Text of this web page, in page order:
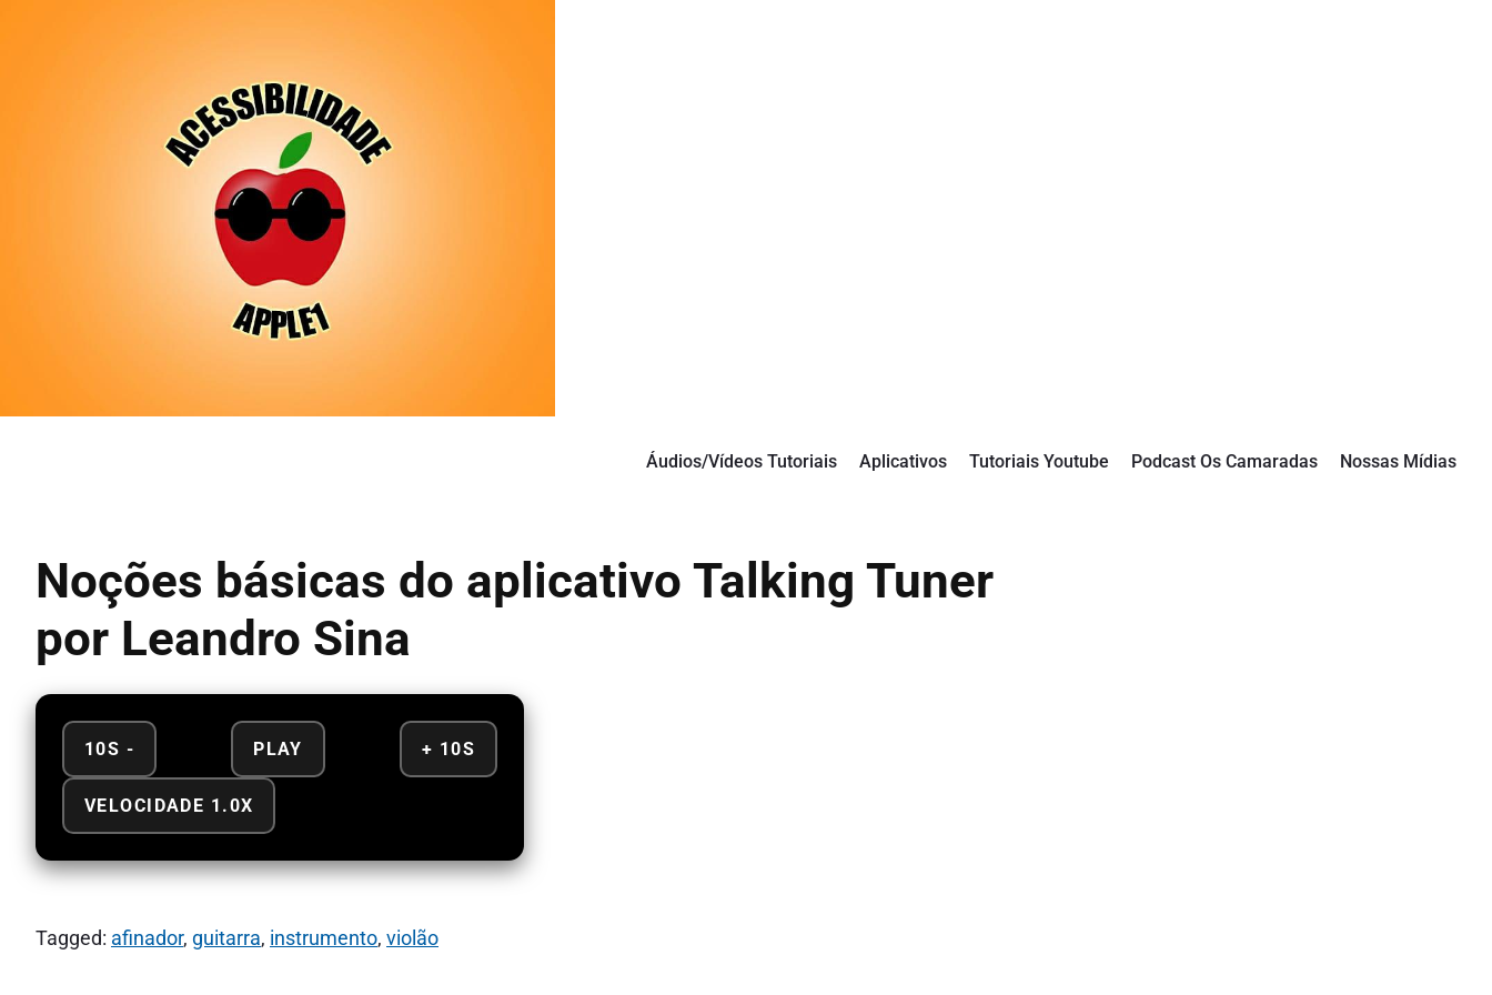
Áudios/Vídeos Tutoriais Aplicativos Tutoriais Youtube Podcast Os Camaradas Nossas Mídias
Noções básicas do aplicativo Talking Tuner
por Leandro Sina
10S - PLAY + 10S
VELOCIDADE 1.0X
Tagged: afinador, guitarra, instrumento, violão